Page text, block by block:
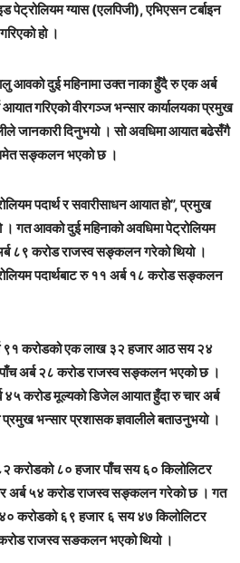
पेट्रोलियम ग्यास (एलपिजी), एभिएसन टर्बाइन
हो ।
आवको दुई महिनामा उक्त नाका हुँदै रु एक अर्ब
गरिएको वीरगञ्ज भन्सार कार्यालयका प्रमुख
जानकारी दिनुभयो । सो अवधिमा आयात बढेसँगै
सङ्कलन भएको छ ।
पदार्थ र सवारीसाधन आयात हो”, प्रमुख
गत आवको दुई महिनाको अवधिमा पेट्रोलियम
८९ करोड राजस्व सङ्कलन गरेको थियो ।
पदार्थबाट रु ११ अर्ब १८ करोड सङ्कलन
९१ करोडको एक लाख ३२ हजार आठ सय २४
अर्ब २८ करोड राजस्व सङ्कलन भएको छ ।
करोड मूल्यको डिजेल आयात हुँदा रु चार अर्ब
भन्सार प्रशासक ज्ञवालीले बताउनुभयो ।
करोडको ८० हजार पाँच सय ६० किलोलिटर
अर्ब ५४ करोड राजस्व सङ्कलन गरेको छ । गत
करोडको ६९ हजार ६ सय ४७ किलोलिटर
राजस्व सङकलन भएको थियो ।